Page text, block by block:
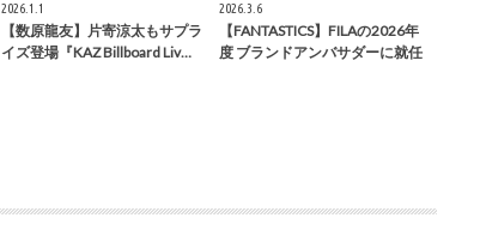
2026.1.1
【数原龍友】片寄涼太もサプラ
イズ登場『KAZ Billboard Liv…
2026.3.6
【FANTASTICS】FILAの2026年
度 ブランドアンバサダーに就任